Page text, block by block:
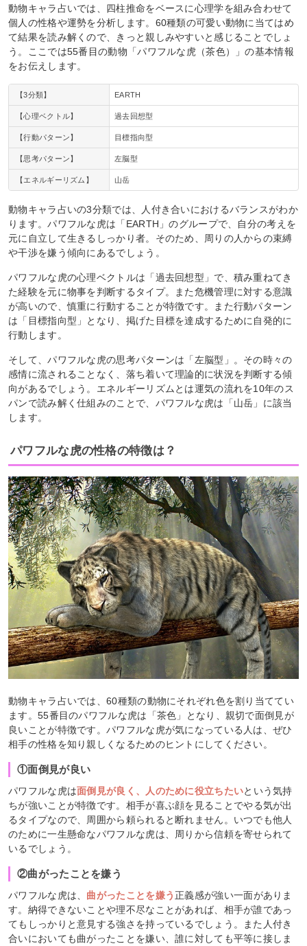
動物キャラ占いでは、四柱推命をベースに心理学を組み合わせて
個人の性格や運勢を分析します。60種類の可愛い動物に当てはめ
て結果を読み解くので、きっと親しみやすいと感じることでしょ
う。ここでは55番目の動物「パワフルな虎（茶色）」の基本情報
をお伝えします。
【3分類】 EARTH
【心理ベクトル】 過去回想型
【行動パターン】 目標指向型
【思考パターン】 左脳型
【エネルギーリズム】 山岳
動物キャラ占いの3分類では、人付き合いにおけるバランスがわか
ります。パワフルな虎は「EARTH」のグループで、自分の考えを
元に自立して生きるしっかり者。そのため、周りの人からの束縛
や干渉を嫌う傾向にあるでしょう。
パワフルな虎の心理ベクトルは「過去回想型」で、積み重ねてき
た経験を元に物事を判断するタイプ。また危機管理に対する意識
が高いので、慎重に行動することが特徴です。また行動パターン
は「目標指向型」となり、掲げた目標を達成するために自発的に
行動します。
そして、パワフルな虎の思考パターンは「左脳型」。その時々の
感情に流されることなく、落ち着いて理論的に状況を判断する傾
向があるでしょう。エネルギーリズムとは運気の流れを10年のス
パンで読み解く仕組みのことで、パワフルな虎は「山岳」に該当
します。
パワフルな虎の性格の特徴は？
動物キャラ占いでは、60種類の動物にそれぞれ色を割り当ててい
ます。55番目のパワフルな虎は「茶色」となり、親切で面倒見が
良いことが特徴です。パワフルな虎が気になっている人は、ぜひ
相手の性格を知り親しくなるためのヒントにしてください。
①面倒見が良い
パワフルな虎は面倒見が良く、人のために役立ちたいという気持
ちが強いことが特徴です。相手が喜ぶ顔を見ることでやる気が出
るタイプなので、周囲から頼られると断れません。いつでも他人
のために一生懸命なパワフルな虎は、周りから信頼を寄せられて
いるでしょう。
②曲がったことを嫌う
パワフルな虎は、 曲がったことを嫌う正義感が強い一面がありま
す。納得できないことや理不尽なことがあれば、相手が誰であっ
てもしっかりと意見する強さを持っているでしょう。また人付き
合いにおいても曲がったことを嫌い、誰に対しても平等に接しま